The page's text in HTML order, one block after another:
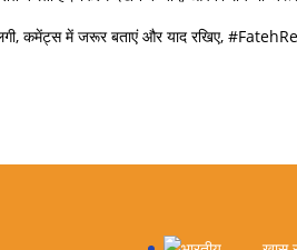
कमेंट्स में जरूर बताएं और याद रखिए,